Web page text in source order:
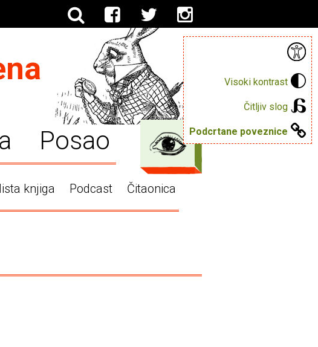
Visoki kontrast
Čitljiv slog
Podcrtane poveznice
Posao
knjiga Podcast Čitaonica